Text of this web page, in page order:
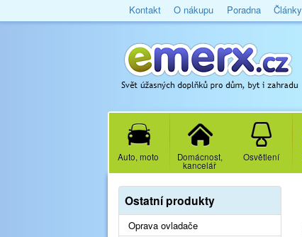
Kontakt O nákupu Poradna Články
Auto, moto Domácnost,
kancelář
Osvětlení
Ostatní produkty
Oprava ovladače